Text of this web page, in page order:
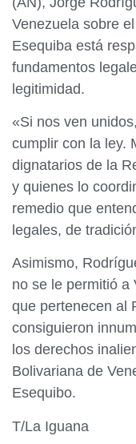
Venezuela sobre
Esequiba está
fundamentos
legitimidad.
«Si nos ven
cumplir con la ley.
dignatarios de la
y quienes lo
remedio que
legales, de
Asimismo,
no se le permitió a
que pertenecen al
consiguieron
los derechos
Bolivariana de
Esequibo.
T/La Iguana